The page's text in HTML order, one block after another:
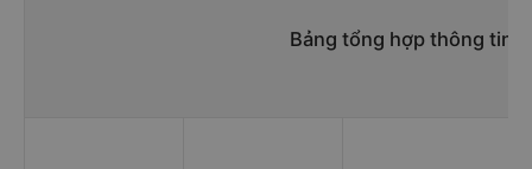
Bảng tổng hợp thông tin